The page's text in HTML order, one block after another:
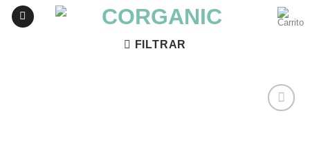
Skip
FILTRAR